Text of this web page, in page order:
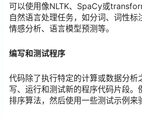
可以使用像NLTK、SpaCy或
自然语言处理任务，如分词、词性标
情感分析、语言模型预测等。
编写和测试程序
代码除了执行特定的计算或数据分析
写、运行和测试新的程序代码片段。
排序算法，然后使用一些测试示例来